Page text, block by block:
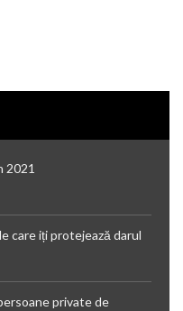
2021
care iți protejează darul
private de